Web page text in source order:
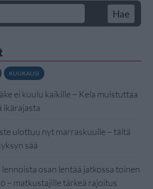
KUUKAUSI
ei kuulu kaikille – Kela muistuttaa
ikärajasta
ulottuu nyt marraskuulle – tältä
sää
osan lentää jatkossa toinen
– matkustajille tärkeä rajoitus